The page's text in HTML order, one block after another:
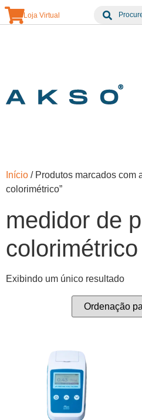
Loja Virtual
Início / Produtos marcados com
colorimétrico”
medidor de
colorimétrico
Exibindo um único resultado